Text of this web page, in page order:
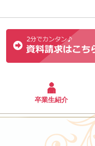
卒業生紹介